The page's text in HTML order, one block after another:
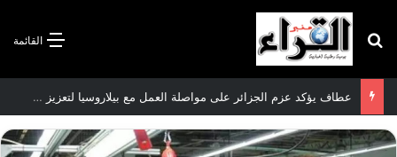
القائمة بحث عن
عطاف يؤكد عزم الجزائر على مواصلة العمل مع بيلاروسيا لتعزيز العلاقات الثنائية